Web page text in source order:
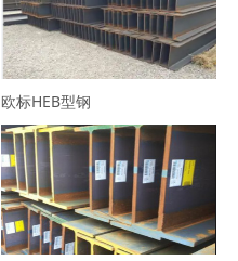
欧标HEB型钢